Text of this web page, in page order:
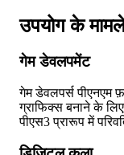
उपयोग के
गेम डेवलपमेंट
गेम डेवलपर्स पीएनएम
ग्राफिक्स बनाने के
पीएस3 प्रारूप में